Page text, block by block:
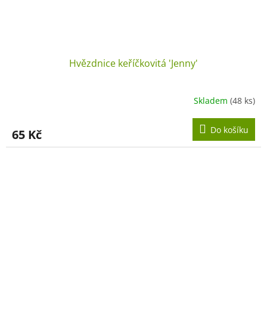
Hvězdnice keříčkovitá 'Jenny'
Skladem (48 ks)
65 Kč Do košíku